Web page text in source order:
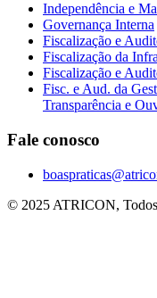
Independência e
Governança Interna
Fiscalização e
Fiscalização da
Fiscalização e
Fisc. e Aud. da
Transparência e
Fale conosco
© 2025 ATRICON, Todos